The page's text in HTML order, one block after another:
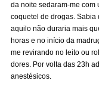
da noite sedaram-me com
coquetel de drogas. Sabia
aquilo não duraria mais
horas e no início da
me revirando no leito ou
dores. Por volta das 23h
anestésicos.